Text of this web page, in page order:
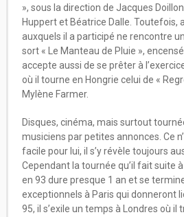
», sous la direction de Jacques
Huppert et Béatrice Dalle. Toutefois,
auxquels il a participé ne rencontre
sort « Le Manteau de Pluie », encensé
accepte aussi de se prêter à
où il tourne en Hongrie celui de «
Mylène Farmer.
Disques, cinéma, mais surtout
musiciens par petites annonces. Ce
facile pour lui, il s’y révèle toujours
Cependant la tournée qu’il fait suite
en 93 dure presque 1 an et se
exceptionnels à Paris qui donneront
95, il s’exile un temps à Londres où il